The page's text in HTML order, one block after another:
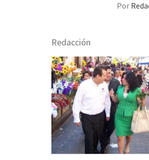
Por
Redacción